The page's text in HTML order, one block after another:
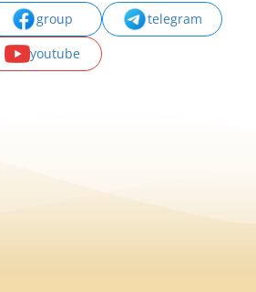
group
telegram
youtube